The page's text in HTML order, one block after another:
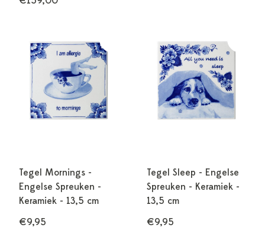
Tegel Mornings -
Engelse Spreuken -
Keramiek - 13,5 cm
€9,95
Tegel Sleep - Engelse
Spreuken - Keramiek -
13,5 cm
€9,95